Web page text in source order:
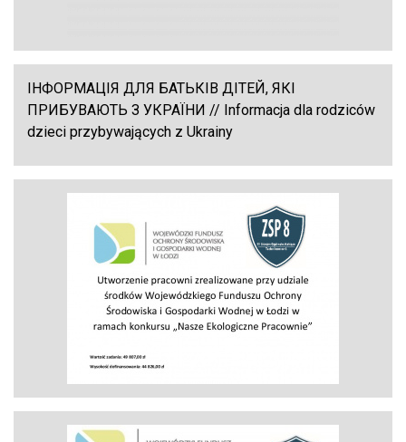
ІНФОРМАЦІЯ ДЛЯ БАТЬКІВ ДІТЕЙ, ЯКІ
ПРИБУВАЮТЬ З УКРАЇНИ // Informacja dla rodziców
dzieci przybywających z Ukrainy